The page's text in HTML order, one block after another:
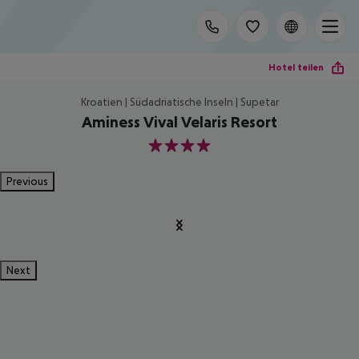
Hotel teilen
Kroatien | Südadriatische Inseln | Supetar
Aminess Vival Velaris Resort
4
Previous
Next